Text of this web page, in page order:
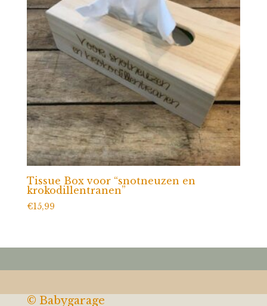
Tissue Box voor “snotneuzen en
krokodillentranen”
€15,99
© Babygarage